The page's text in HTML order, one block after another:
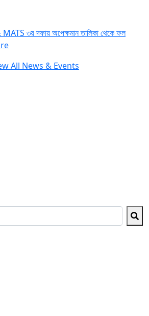
MATS ৩য় দফায় অপেক্ষমান তালিকা থেকে ফল
All News & Events